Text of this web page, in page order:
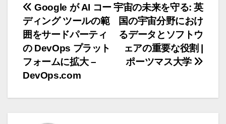
投
稿
ナ
ビ
ゲ
宇宙の未来を守る: 英
国の宇宙分野におけ
るデータとソフトウ
ェアの重要な役割 |
ポーツマス大学
Google が AI コー
ディング ツールの範
囲をサードパーティ
の DevOps プラット
フォームに拡大 –
DevOps.com